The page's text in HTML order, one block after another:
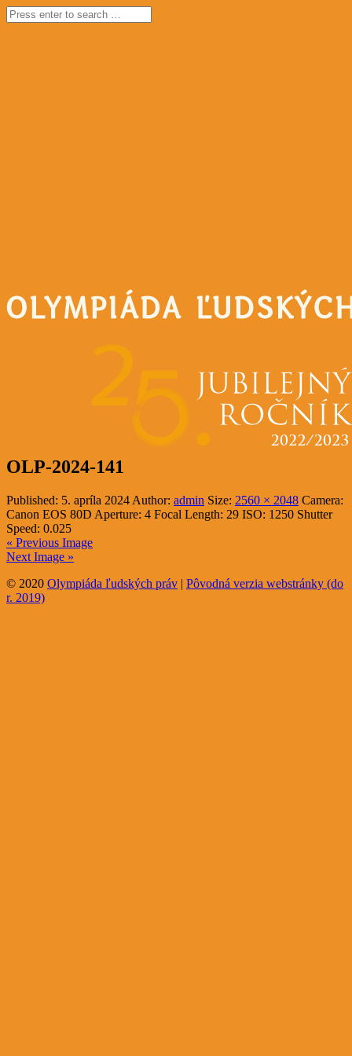
OLP-2024-141
Published: 5. apríla 2024 Author: admin Size: 2560 × 2048 Camera:
Canon EOS 80D Aperture: 4 Focal Length: 29 ISO: 1250 Shutter
Speed: 0.025
« Previous Image
Next Image »
© 2020 Olympiáda ľudských práv | Pôvodná verzia webstránky (do
r. 2019)